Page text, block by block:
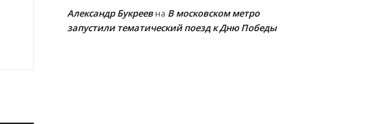
Александр Букреевна В московском метро
запустили тематический поезд к Дню Победы